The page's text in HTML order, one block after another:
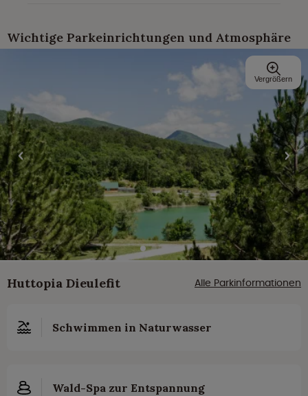
Wichtige Parkeinrichtungen und Atmosphäre
Vergrößern
Huttopia Dieulefit Alle Parkinformationen
Schwimmen in Naturwasser
Wald-Spa zur Entspannung